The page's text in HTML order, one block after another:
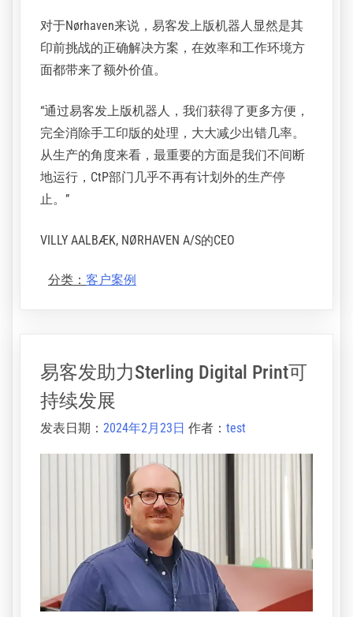
地使用叉车移动印版盒。
易客发ECO3销售经理Michael boeris表示，机器人
要大得多。该机器人无需人工干预即可处理多种
版材格式，并且速度足够快，可以同时为两个CtP
系统提供服务。
对于Nørhaven来说，易客发上版机器人显然是其
面都带来了额外价值。
“通过易客发上版机器人，我们获得了更多方便，
止。”
VILLY AALBÆK, NØRHAVEN A/S的CEO
易客发助力​Sterling Digital Print可
持续发展
发表日期：2024年2月23日作者：test